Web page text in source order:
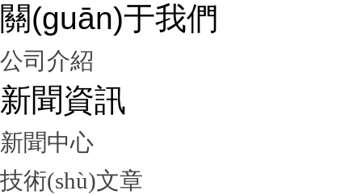
關(guān)于我們
公司介紹
新聞資訊
新聞中心
技術(shù)文章